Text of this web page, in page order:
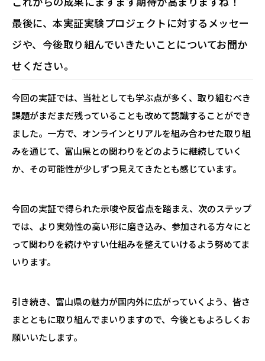
最後に、本実証実験プロジェクトに対するメッセー
ジや、今後取り組んでいきたいことについてお聞か
せください。
今回の実証では、当社としても学ぶ点が多く、取り組むべき
課題がまだまだ残っていることも改めて認識することができ
ました。一方で、オンラインとリアルを組み合わせた取り組
みを通じて、富山県との関わりをどのように継続していく
か、その可能性が少しずつ見えてきたとも感じています。
今回の実証で得られた示唆や反省点を踏まえ、次のステップ
では、より実効性の高い形に磨き込み、参加される方々にと
って関わりを続けやすい仕組みを整えていけるよう努めてま
いります。
引き続き、富山県の魅力が国内外に広がっていくよう、皆さ
まとともに取り組んでまいりますので、今後ともよろしくお
願いいたします。